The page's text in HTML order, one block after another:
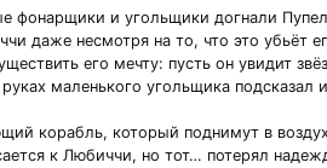
фонарщики и угольщики догнали
даже несмотря на то, что это убьёт
его мечту: пусть он увидит
маленького угольщика подсказал
корабль, который поднимут в
к Любиччи, но тот… потерял